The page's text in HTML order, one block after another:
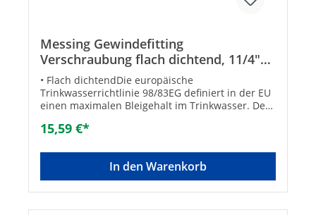
Messing Gewindefitting
Verschraubung flach dichtend, 11/4"
ixa
• Flach dichtendDie europäische
Trinkwasserrichtlinie 98/83EG definiert in der EU
einen maximalen Bleigehalt im Trinkwasser. Der
neuesten Vorschriften der europäischen
wurde dadurch beachtet.• Gemäß UBA-
Positivliste für Trinkwasser geeignet Größe: DN
32 (1 1/4")Form: geradeSystemgebunden: -Max.
Arbeitsdruck [bar]: 10Konisch: -Max.
Mediumtemperatur (Dauerbetrieb) [°C]: 80
15,59 €*
In den Warenkorb